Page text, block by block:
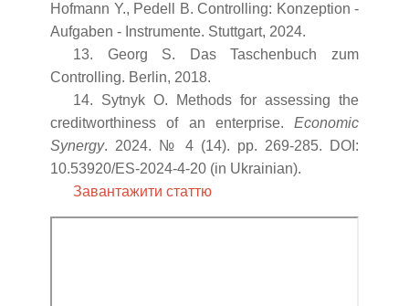
Hofmann Y., Pedell B. Controlling: Konzeption -
Aufgaben - Instrumente. Stuttgart, 2024.
13. Georg S. Das Taschenbuch zum
Controlling. Berlin, 2018.
14. Sytnyk О. Methods for assessing the
creditworthiness of an enterprise. Economic
Synergy. 2024. № 4 (14). pp. 269-285. DOI:
10.53920/ES-2024-4-20 (in Ukrainian).
Завантажити статтю